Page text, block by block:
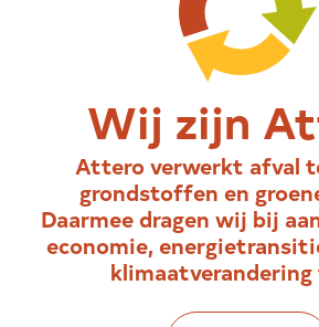
Wij zijn
Attero verwerkt afval
grondstoffen en
Daarmee dragen wij bij
economie,
klimaatverandering